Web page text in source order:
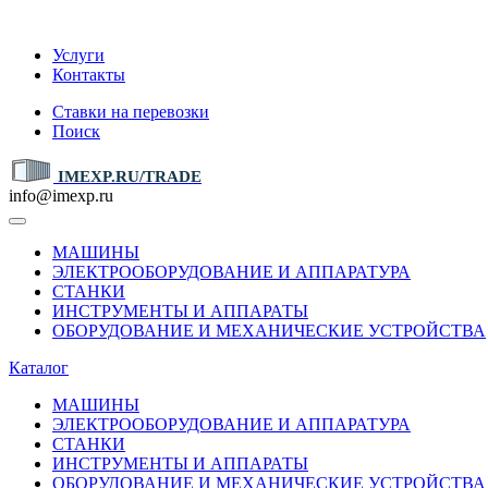
Услуги
Контакты
Ставки на перевозки
Поиск
IMEXP.RU/TRADE
info@imexp.ru
МАШИНЫ
ЭЛЕКТРООБОРУДОВАНИЕ И АППАРАТУРА
СТАНКИ
ИНСТРУМЕНТЫ И АППАРАТЫ
ОБОРУДОВАНИЕ И МЕХАНИЧЕСКИЕ УСТРОЙСТВА
Каталог
МАШИНЫ
ЭЛЕКТРООБОРУДОВАНИЕ И АППАРАТУРА
СТАНКИ
ИНСТРУМЕНТЫ И АППАРАТЫ
ОБОРУДОВАНИЕ И МЕХАНИЧЕСКИЕ УСТРОЙСТВА